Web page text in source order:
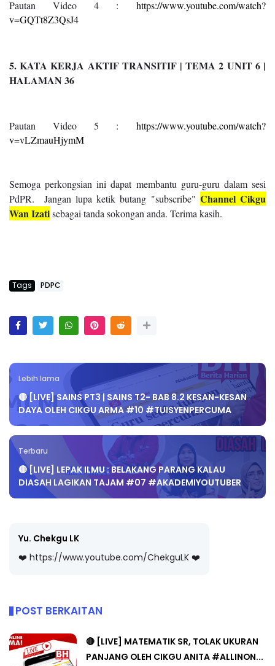
Pautan Video 4 : https://www.youtube.com/watch?
v=GQTt8Z3QsJ4
5. KATA KERJA AKTIF TRANSITIF | TEMA 2 UNIT 6 |
HALAMAN 36
Pautan Video 5 : https://www.youtube.com/watch?
v=vLZmauHjymM
Semoga perkongsian ini dapat membantu guru-guru dalam sesi
PdPR. Jangan lupa ketik butang "subscribe" Channel Cikgu
Wan Izatisebagai tanda sokongan anda. Terima kasih.
Tags PDPC
Lebih lama
🔴 [LIVE] SAINS PT3 | SAINS T2- BAB 8.2 KESAN-KESAN
DAYA OLEH CIKGU ARMA #10 #TUISYENPERCUMA
Terbaru
🔴 [LIVE] LEPAK ILMU : BELAKANG PARANG KALAU
DIASAH LAGIKAN TAJAM #07 #AKADEMIYOUTUBER
Yu. Chekgu LK
❤️ https://www.youtube.com/ChekguLK ❤️
POST BERKAITAN
🔴 [LIVE] MATEMATIK SR, TOLAK UKURAN
PANJANG OLEH CIKGU ANITA #ALLINON...